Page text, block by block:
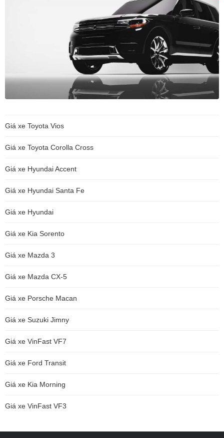
Giá xe Toyota Vios
Giá xe Toyota Corolla Cross
Giá xe Hyundai Accent
Giá xe Hyundai Santa Fe
Giá xe Hyundai
Giá xe Kia Sorento
Giá xe Mazda 3
Giá xe Mazda CX-5
Giá xe Porsche Macan
Giá xe Suzuki Jimny
Giá xe VinFast VF7
Giá xe Ford Transit
Giá xe Kia Morning
Giá xe VinFast VF3